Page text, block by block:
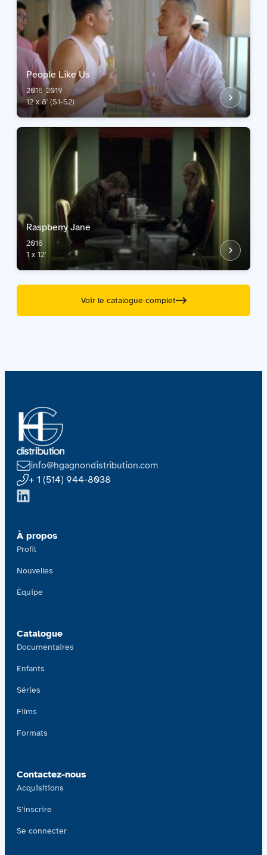
People Like Us
2016-2019
12 x 8' (S1-S2)
Raspberry Jane
2016
1 x 12'
Voir le catalogue complet
info@hgagnondistribution.com
+ 1 (514) 944-8038
À propos
Profil
Nouvelles
Équipe
Catalogue
Documentaires
Enfants
Séries
Films
Formats
Contactez-nous
Acquisitions
S’inscrire
Se connecter